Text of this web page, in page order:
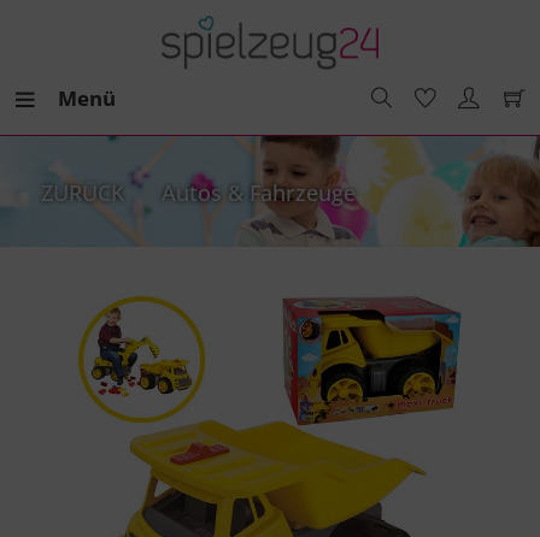
Menü
ZURÜCK Autos & Fahrzeuge